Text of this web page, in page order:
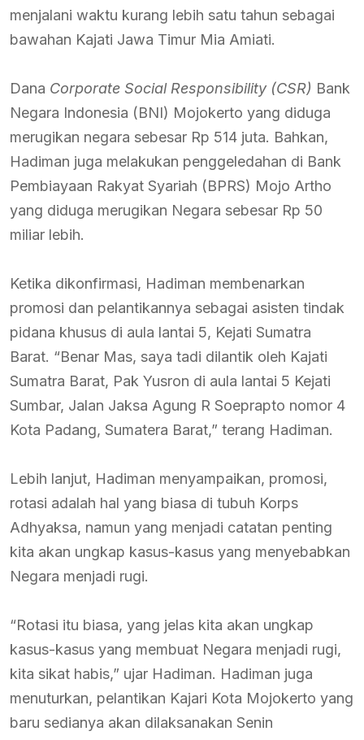
menjalani waktu kurang lebih satu tahun sebagai
bawahan Kajati Jawa Timur Mia Amiati.
Dana Corporate Social Responsibility (CSR) Bank
Negara Indonesia (BNI) Mojokerto yang diduga
merugikan negara sebesar Rp 514 juta. Bahkan,
Hadiman juga melakukan penggeledahan di Bank
Pembiayaan Rakyat Syariah (BPRS) Mojo Artho
yang diduga merugikan Negara sebesar Rp 50
miliar lebih.
Ketika dikonfirmasi, Hadiman membenarkan
promosi dan pelantikannya sebagai asisten tindak
pidana khusus di aula lantai 5, Kejati Sumatra
Barat. “Benar Mas, saya tadi dilantik oleh Kajati
Sumatra Barat, Pak Yusron di aula lantai 5 Kejati
Sumbar, Jalan Jaksa Agung R Soeprapto nomor 4
Kota Padang, Sumatera Barat,” terang Hadiman.
Lebih lanjut, Hadiman menyampaikan, promosi,
rotasi adalah hal yang biasa di tubuh Korps
Adhyaksa, namun yang menjadi catatan penting
kita akan ungkap kasus-kasus yang menyebabkan
Negara menjadi rugi.
“Rotasi itu biasa, yang jelas kita akan ungkap
kasus-kasus yang membuat Negara menjadi rugi,
kita sikat habis,” ujar Hadiman. Hadiman juga
menuturkan, pelantikan Kajari Kota Mojokerto yang
baru sedianya akan dilaksanakan Senin